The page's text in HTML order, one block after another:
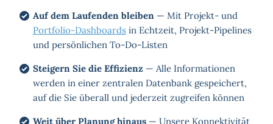
Auf dem Laufenden bleiben — Mit Projekt- und
Portfolio-Dashboardsin Echtzeit, Projekt-Pipelines
und persönlichen To-Do-Listen
Steigern Sie die Effizienz— Alle Informationen
werden in einer zentralen Datenbank gespeichert,
auf die Sie überall und jederzeit zugreifen können
Weit über Planung hinaus— Unsere Konnektivität